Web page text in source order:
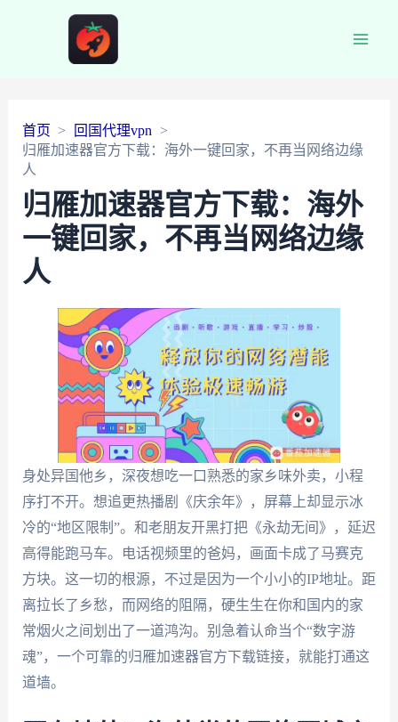
首页
回国代理vpn
归雁加速器官方下载：海外一键回家，不再当网络边缘
人
归雁加速器官方下载：海外
一键回家，不再当网络边缘
人
身处异国他乡，深夜想吃一口熟悉的家乡味外卖，小程
序打不开。想追更热播剧《庆余年》，屏幕上却显示冰
冷的“地区限制”。和老朋友开黑打把《永劫无间》，延迟
高得能跑马车。电话视频里的爸妈，画面卡成了马赛克
方块。这一切的根源，不过是因为一个小小的IP地址。距
离拉长了乡愁，而网络的阻隔，硬生生在你和国内的家
常烟火之间划出了一道鸿沟。别急着认命当个“数字游
魂”，一个可靠的归雁加速器官方下载链接，就能打通这
道墙。